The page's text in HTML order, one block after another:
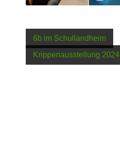
6b im Schullandheim
Krippenausstellung 2024